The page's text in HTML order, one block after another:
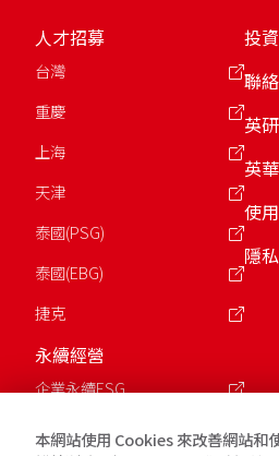
人才招募
台灣
重慶
上海
天津
泰國(PSG)
泰國(EBG)
捷克
永續經營
企業永續ESG
公益慈善基金會
投
聯
英
英
使
隱
本網站使用 Cookies 來改善網站和